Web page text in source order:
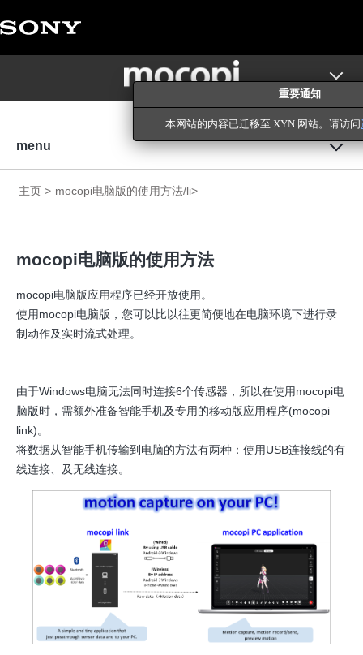
menu
主页 mocopi电脑版的使用方法/li>
mocopi电脑版的使用方法
mocopi电脑版应用程序已经开放使用。
使用mocopi电脑版，您可以比以往更简便地在电脑环境下进行录
制动作及实时流式处理。
由于Windows电脑无法同时连接6个传感器，所以在使用mocopi电
脑版时，需额外准备智能手机及专用的移动版应用程序(mocopi
link)。
将数据从智能手机传输到电脑的方法有两种：使用USB连接线的有
线连接、及无线连接。
重要通知
本网站的内容已迁移至 XYN 网站。请访问